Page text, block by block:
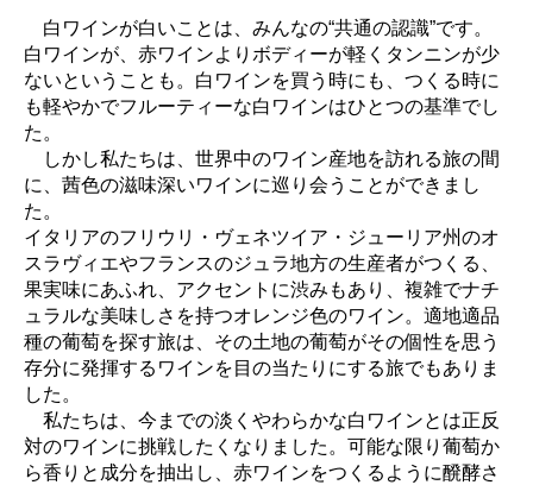
白ワインが白いことは、みんなの“共通の認識”です。
白ワインが、赤ワインよりボディーが軽くタンニンが少
ないということも。白ワインを買う時にも、つくる時に
も軽やかでフルーティーな白ワインはひとつの基準でし
た。
しかし私たちは、世界中のワイン産地を訪れる旅の間
に、茜色の滋味深いワインに巡り会うことができまし
た。
イタリアのフリウリ・ヴェネツイア・ジューリア州のオ
スラヴィエやフランスのジュラ地方の生産者がつくる、
果実味にあふれ、アクセントに渋みもあり、複雑でナチ
ュラルな美味しさを持つオレンジ色のワイン。適地適品
種の葡萄を探す旅は、その土地の葡萄がその個性を思う
存分に発揮するワインを目の当たりにする旅でもありま
した。
私たちは、今までの淡くやわらかな白ワインとは正反
対のワインに挑戦したくなりました。可能な限り葡萄か
ら香りと成分を抽出し、赤ワインをつくるように醗酵さ